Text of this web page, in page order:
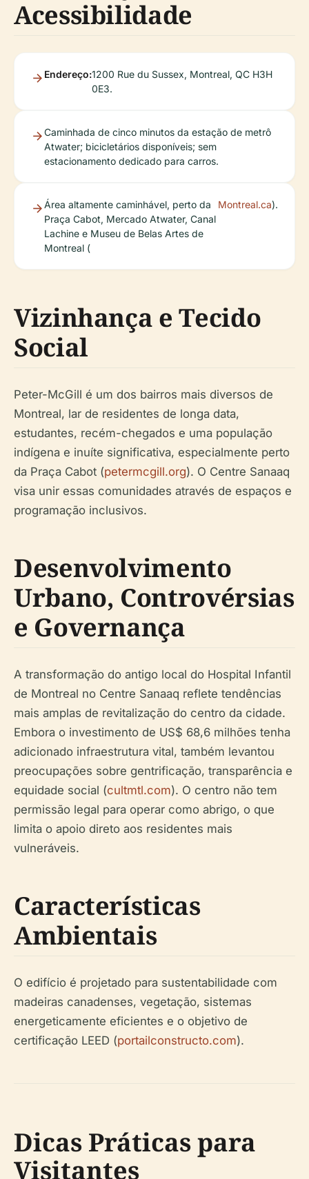
Acessibilidade
Endereço:1200 Rue du Sussex, Montreal, QC H3H
0E3.
Caminhada de cinco minutos da estação de metrô
Atwater; bicicletários disponíveis; sem
estacionamento dedicado para carros.
Área altamente caminhável, perto da
Praça Cabot, Mercado Atwater, Canal
Lachine e Museu de Belas Artes de
Montreal (
Montreal.ca).
Vizinhança e Tecido
Social
Peter-McGill é um dos bairros mais diversos de
Montreal, lar de residentes de longa data,
estudantes, recém-chegados e uma população
indígena e inuíte significativa, especialmente perto
da Praça Cabot (petermcgill.org). O Centre Sanaaq
visa unir essas comunidades através de espaços e
programação inclusivos.
Desenvolvimento
Urbano, Controvérsias
e Governança
A transformação do antigo local do Hospital Infantil
de Montreal no Centre Sanaaq reflete tendências
mais amplas de revitalização do centro da cidade.
Embora o investimento de US$ 68,6 milhões tenha
adicionado infraestrutura vital, também levantou
preocupações sobre gentrificação, transparência e
equidade social (cultmtl.com). O centro não tem
permissão legal para operar como abrigo, o que
limita o apoio direto aos residentes mais
vulneráveis.
Características
Ambientais
O edifício é projetado para sustentabilidade com
madeiras canadenses, vegetação, sistemas
energeticamente eficientes e o objetivo de
certificação LEED (portailconstructo.com).
Dicas Práticas para
Visitantes